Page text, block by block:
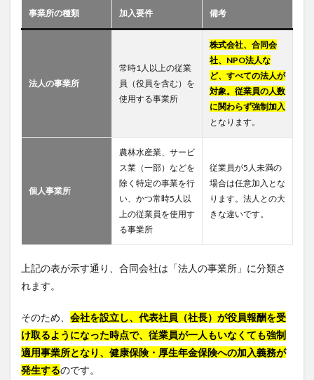
事業所の種類 加入要件 備考
法人の事業所
常時1人以上の従業
員（役員を含む）を
使用する事業所
株式会社、合同会
社、NPO法人な
ど、すべての法人が
対象。従業員の人数
に関わらず強制加入
となります。
個人事業所
農林水産業、サービ
ス業（一部）などを
除く特定の事業を行
い、かつ常時5人以
上の従業員を使用す
る事業所
従業員が5人未満の
場合は任意加入とな
ります。法人との大
きな違いです。
上記の表が示す通り、合同会社は「法人の事業所」に分類さ
れます。
そのため、 会社を設立し、代表社員（社長）が役員報酬を受
け取るようになった時点で、従業員が一人もいなくても強制
適用事業所となり、健康保険・厚生年金保険への加入義務が
発生するのです。